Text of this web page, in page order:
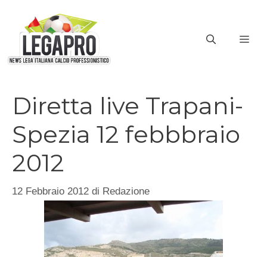
contenuto
Diretta live Trapani-
Spezia 12 febbbraio
2012
12 Febbraio 2012 di Redazione